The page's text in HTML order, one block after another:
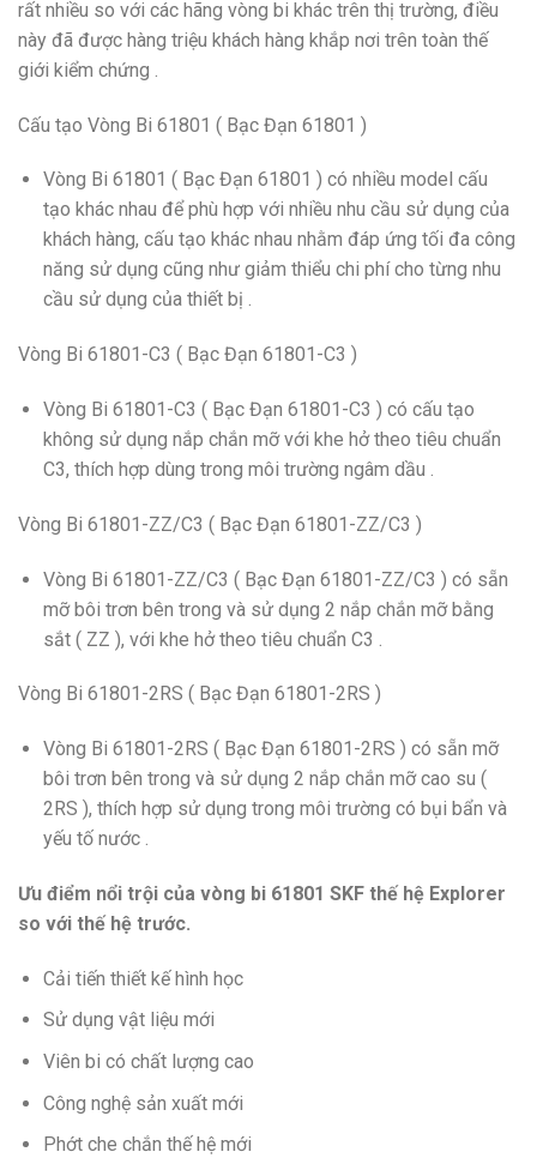
rất nhiều so với các hãng vòng bi khác trên thị trường, điều
này đã được hàng triệu khách hàng khắp nơi trên toàn thế
giới kiểm chứng .
Cấu tạo Vòng Bi 61801 ( Bạc Đạn 61801 )
Vòng Bi 61801 ( Bạc Đạn 61801 ) có nhiều model cấu
tạo khác nhau để phù hợp với nhiều nhu cầu sử dụng của
khách hàng, cấu tạo khác nhau nhằm đáp ứng tối đa công
năng sử dụng cũng như giảm thiểu chi phí cho từng nhu
cầu sử dụng của thiết bị .
Vòng Bi 61801-C3 ( Bạc Đạn 61801-C3 )
Vòng Bi 61801-C3 ( Bạc Đạn 61801-C3 ) có cấu tạo
không sử dụng nắp chắn mỡ với khe hở theo tiêu chuẩn
C3, thích hợp dùng trong môi trường ngâm dầu .
Vòng Bi 61801-ZZ/C3 ( Bạc Đạn 61801-ZZ/C3 )
Vòng Bi 61801-ZZ/C3 ( Bạc Đạn 61801-ZZ/C3 ) có sẵn
mỡ bôi trơn bên trong và sử dụng 2 nắp chắn mỡ bằng
sắt ( ZZ ), với khe hở theo tiêu chuẩn C3 .
Vòng Bi 61801-2RS ( Bạc Đạn 61801-2RS )
Vòng Bi 61801-2RS ( Bạc Đạn 61801-2RS ) có sẵn mỡ
bôi trơn bên trong và sử dụng 2 nắp chắn mỡ cao su (
2RS ), thích hợp sử dụng trong môi trường có bụi bẩn và
yếu tố nước .
Ưu điểm nổi trội của vòng bi 61801 SKF thế hệ Explorer
so với thế hệ trước.
Cải tiến thiết kế hình học
Sử dụng vật liệu mới
Viên bi có chất lượng cao
Công nghệ sản xuất mới
Phớt che chắn thế hệ mới